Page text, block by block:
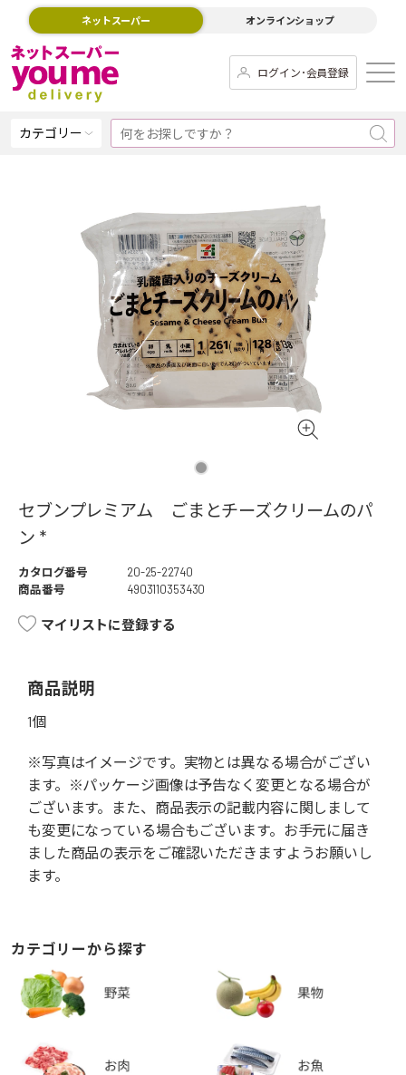
ネットスーパー オンラインショップ
ログイン･会員登録
カテゴリー
セブンプレミアム ごまとチーズクリームのパ
ン *
カタログ番号
20-25-22740
商品番号
4903110353430
マイリストに登録する
商品説明
1個
※写真はイメージです。実物とは異なる場合がござい
ます。※パッケージ画像は予告なく変更となる場合が
ございます。また、商品表示の記載内容に関しまして
も変更になっている場合もございます。お手元に届き
ました商品の表示をご確認いただきますようお願いし
ます。
カテゴリーから探す